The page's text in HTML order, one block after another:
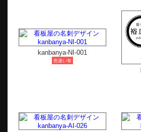
kanbanya-NI-001
色違い有